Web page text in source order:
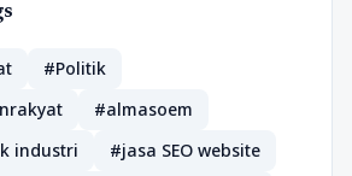
#Politik
#almasoem
industri
#jasa SEO website